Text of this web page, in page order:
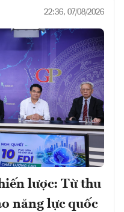
22:36, 07/08/2026
lược: Từ thu
năng lực quốc